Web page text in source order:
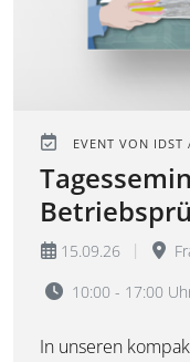
EVENT VON IDST
15.09.26
10:00 - 17:00
In unseren